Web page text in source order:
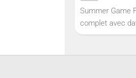
Summer Game
complet avec